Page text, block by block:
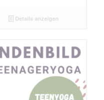
Details anzeigen